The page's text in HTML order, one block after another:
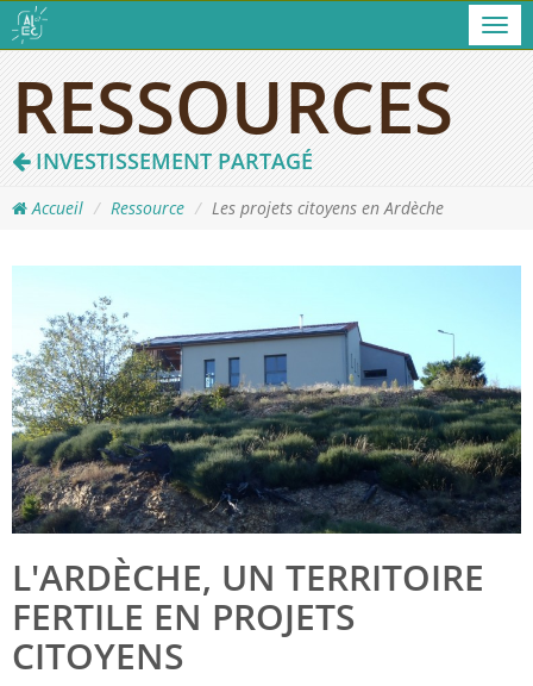
RESSOURCES
INVESTISSEMENT PARTAGÉ
Accueil Ressource Les projets citoyens en Ardèche
L'ARDÈCHE, UN TERRITOIRE
FERTILE EN PROJETS
CITOYENS